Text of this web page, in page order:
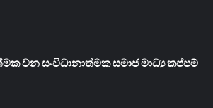
වන සංවිධානාත්මක සමාජ මාධ්‍ය කප්පම්